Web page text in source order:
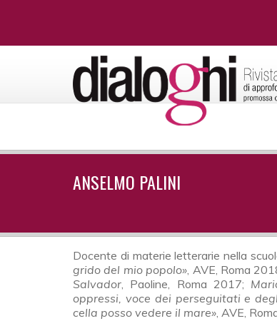
ANSELMO PALINI
Docente di materie letterarie nella
grido del mio popolo», AVE, Roma
Salvador, Paoline, Roma 2017;
oppressi, voce dei perseguitati e
cella posso vedere il mare», AVE,